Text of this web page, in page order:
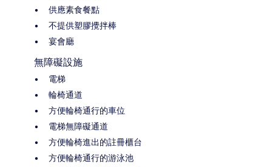
供應素食餐點
不提供塑膠攪拌棒
宴會廳
無障礙設施
電梯
輪椅通道
方便輪椅通行的車位
電梯無障礙通道
方便輪椅進出的註冊櫃台
方便輪椅通行的游泳池